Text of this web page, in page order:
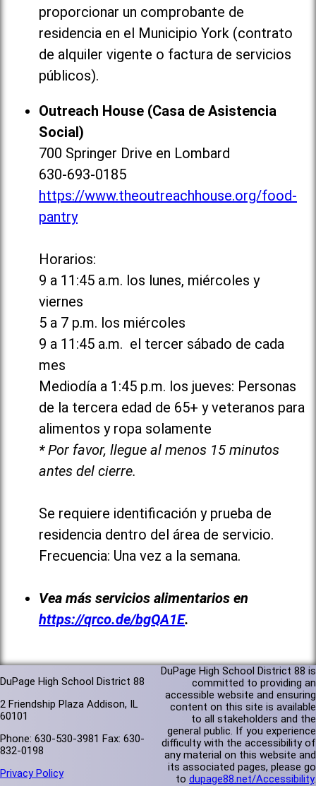
proporcionar un comprobante de
residencia en el Municipio York (contrato
de alquiler vigente o factura de servicios
públicos).
Outreach House (Casa de Asistencia
Social)
700 Springer Drive en Lombard
630-693-0185
https://www.theoutreachhouse.org/food-
pantry
Horarios:
9 a 11:45 a.m. los lunes, miércoles y
viernes
5 a 7 p.m. los miércoles
9 a 11:45 a.m. el tercer sábado de cada
mes
Mediodía a 1:45 p.m. los jueves: Personas
de la tercera edad de 65+ y veteranos para
alimentos y ropa solamente
* Por favor, llegue al menos 15 minutos
antes del cierre.
Se requiere identificación y prueba de
residencia dentro del área de servicio.
Frecuencia: Una vez a la semana.
Vea más servicios alimentarios en
https://qrco.de/bgQA1E.
DuPage High School District 88
2 Friendship Plaza Addison, IL
60101
Phone: 630-530-3981 Fax: 630-
832-0198
Privacy Policy
DuPage High School District 88 is
committed to providing an
accessible website and ensuring
content on this site is available
to all stakeholders and the
general public. If you experience
difficulty with the accessibility of
any material on this website and
its associated pages, please go
to dupage88.net/Accessibility.